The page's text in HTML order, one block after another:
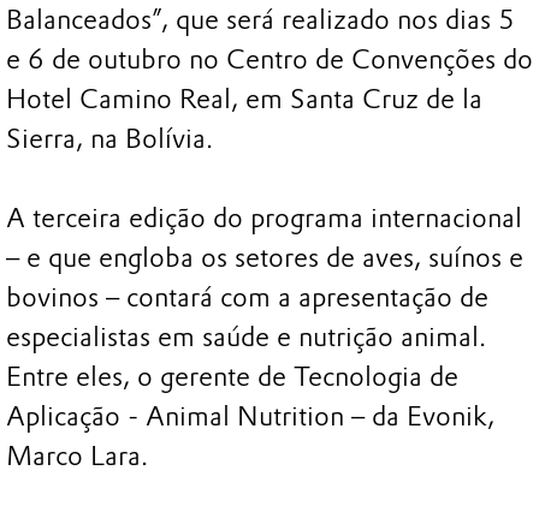
Balanceados”, que será realizado nos dias 5
e 6 de outubro no Centro de Convenções do
Hotel Camino Real, em Santa Cruz de la
Sierra, na Bolívia.
A terceira edição do programa internacional
– e que engloba os setores de aves, suínos e
bovinos – contará com a apresentação de
especialistas em saúde e nutrição animal.
Entre eles, o gerente de Tecnologia de
Aplicação - Animal Nutrition – da Evonik,
Marco Lara.